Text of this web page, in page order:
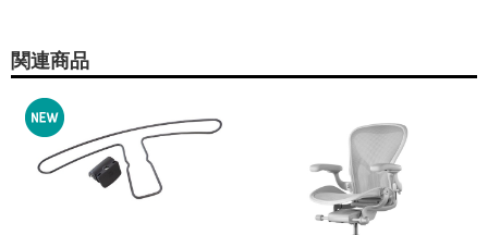
関連商品